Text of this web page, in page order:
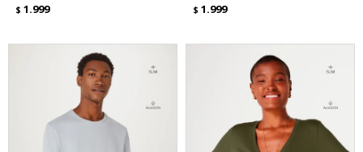
$ 1.999 $ 1.999